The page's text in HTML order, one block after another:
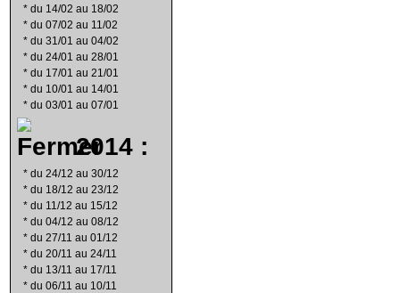
* du 14/02 au 18/02
* du 07/02 au 11/02
* du 31/01 au 04/02
* du 24/01 au 28/01
* du 17/01 au 21/01
* du 10/01 au 14/01
* du 03/01 au 07/01
2014 :
* du 24/12 au 30/12
* du 18/12 au 23/12
* du 11/12 au 15/12
* du 04/12 au 08/12
* du 27/11 au 01/12
* du 20/11 au 24/11
* du 13/11 au 17/11
* du 06/11 au 10/11